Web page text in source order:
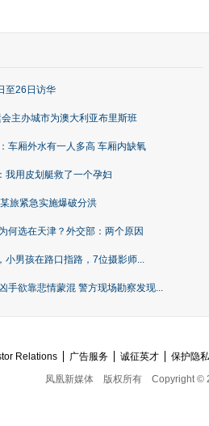
至26日访华
主办城市为澳大利亚布里斯班
车厢外水有一人多高 车厢内缺氧
我用皮划艇救了一个孕妇
旅紧急实施爆破分洪
何选在天津？外交部：两个原因
小男孩在路口指路，7位摄影师...
手欲靠悲情蒙混 警方现场勘察发现...
Relations 广告服务 诚征英才
保护隐
凤凰新媒体
版权所有 Copyright ©